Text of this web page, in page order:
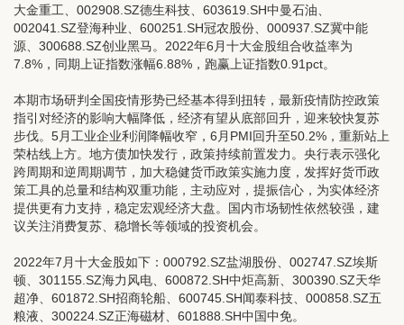
大金重工、002908.SZ德生科技、603619.SH中曼石油、
002041.SZ登海种业、600251.SH冠农股份、000937.SZ冀中能
源、300688.SZ创业黑马。2022年6月十大金股组合收益率为
7.8%，同期上证指数涨幅6.88%，跑赢上证指数0.91pct。
本期市场研判全国疫情形势已经基本得到扭转，最新疫情防控政策
指引对经济的影响大幅降低，经济有望从底部回升，迎来较快复苏
步伐。5月工业企业利润降幅收窄，6月PMI回升至50.2%，重新站上
荣枯线上方。地方债加快发行，政策持续前置发力。央行表示强化
跨周期和逆周期调节，加大稳健货币政策实施力度，发挥好货币政
策工具的总量和结构双重功能，主动应对，提振信心，为实体经济
提供更有力支持，稳定宏观经济大盘。国内市场韧性依然较强，建
议关注消费复苏、稳增长等领域的投资机会。
2022年7月十大金股如下： 000792.SZ盐湖股份、002747.SZ埃斯
顿、301155.SZ海力风电、600872.SH中炬高新、300390.SZ天华
超净、601872.SH招商轮船、600745.SH闻泰科技、000858.SZ五
粮液、300224.SZ正海磁材、601888.SH中国中免。